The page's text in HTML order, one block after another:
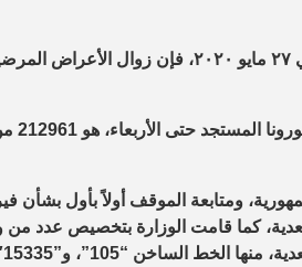
ومتابعة الموقف أولاً بأول بشأن
كما قامت الوزارة بتخصيص عدد من